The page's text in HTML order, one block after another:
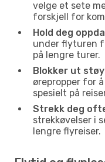
velge et sete
forskjell for
Hold deg
under flyturen
på lengre turer.
Blokker ut
ørepropper for
spesielt på
Strekk deg
strekkøvelser i
lengre flyreiser.